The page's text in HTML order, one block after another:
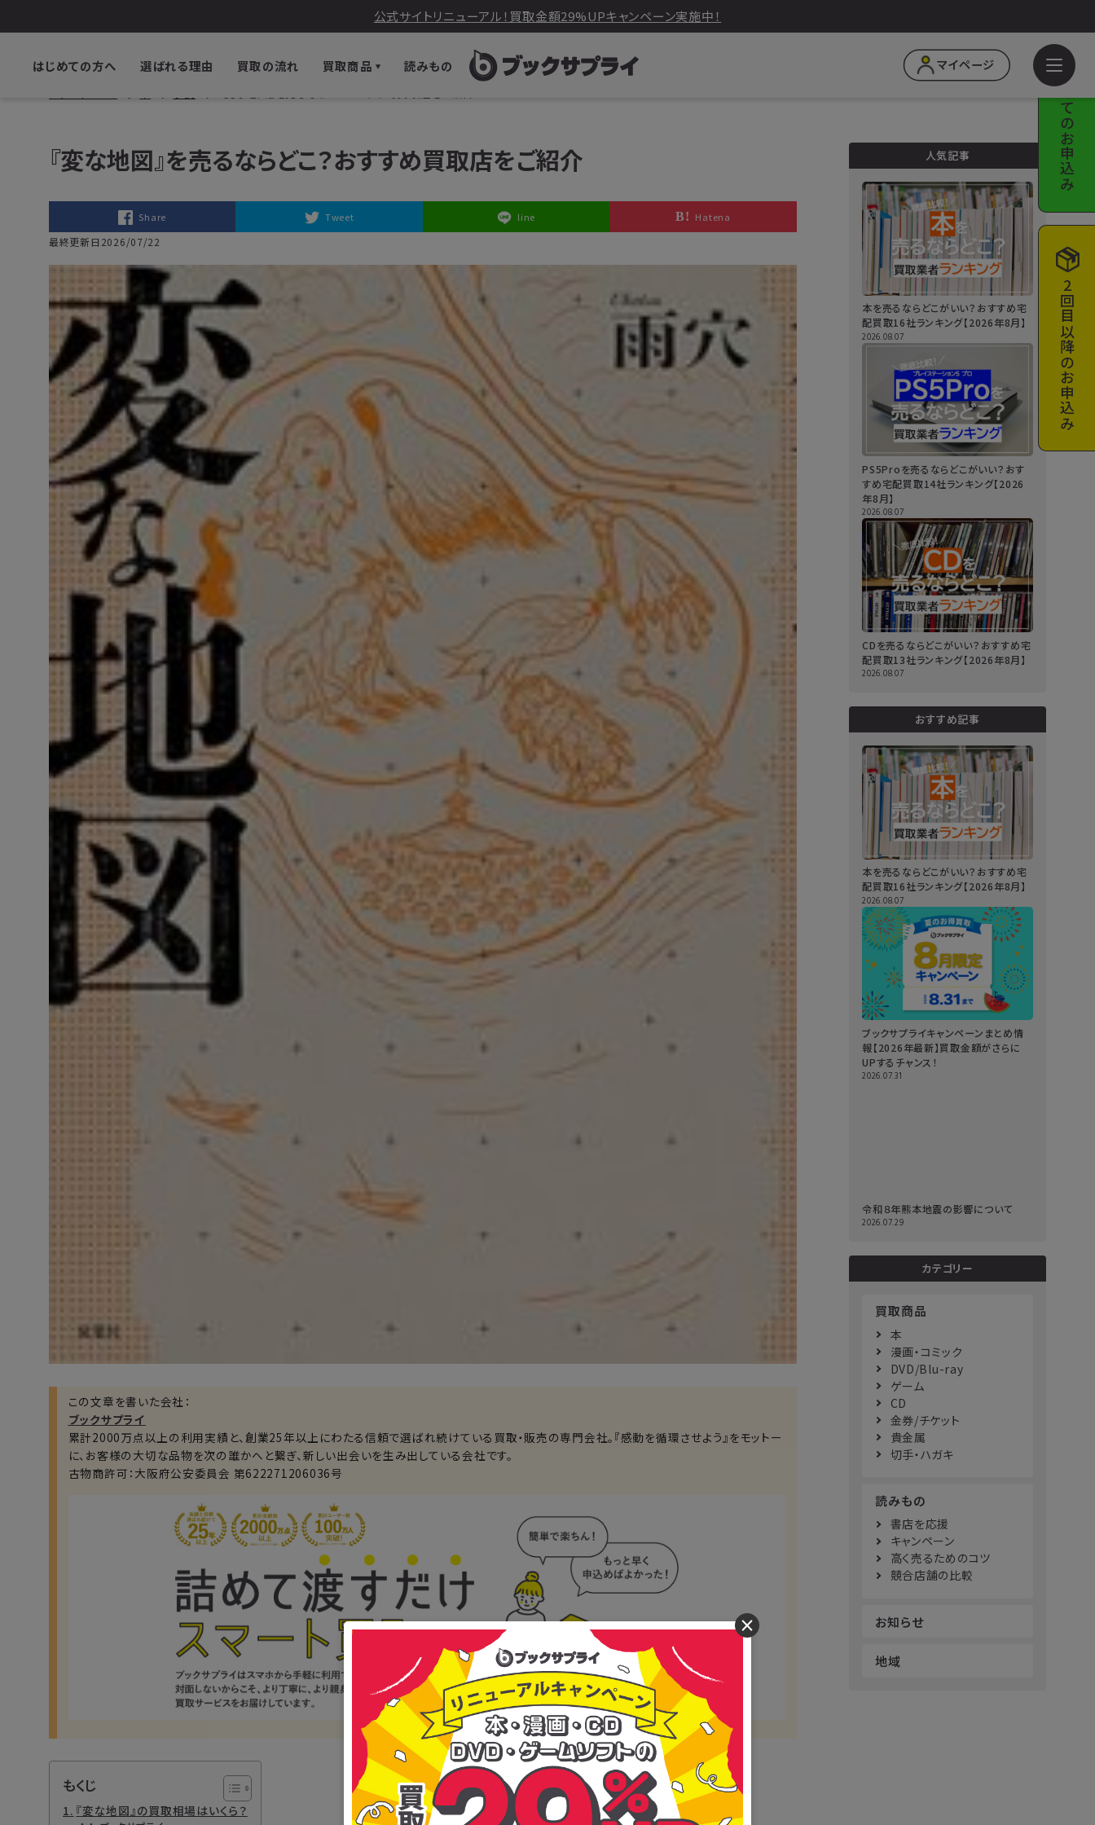
公式サイトリニューアル！買取金額29%UPキャンペーン実施中！
はじめての方へ 選ばれる理由 買取の流れ 買取商品 読みもの マイページ はじめての
お申込み
2回目以降の
お申込み
『変な地図』を売るならどこ？おすすめ買取店をご紹介
Share Tweet line Hatena
最終更新日2026/07/22
この文章を書いた会社：
ブックサプライ
累計2000万点以上の利用実績と、創業25年以上にわたる信頼で選ばれ続けている買取・販売の専門会社。『感動を循環させよう』をモットー
に、お客様の大切な品物を次の誰かへと繋ぎ、新しい出会いを生み出している会社です。
古物商許可：大阪府公安委員会 第622271206036号
もくじ
『変な地図』の買取相場はいくら？
人気記事
本を売るならどこがいい？おすすめ宅
配買取16社ランキング【2026年8月】
2026.08.07
PS5Proを売るならどこがいい？おす
すめ宅配買取14社ランキング【2026
年8月】
2026.08.07
CDを売るならどこがいい？おすすめ宅
配買取13社ランキング【2026年8月】
2026.08.07
おすすめ記事
本を売るならどこがいい？おすすめ宅
配買取16社ランキング【2026年8月】
2026.08.07
ブックサプライキャンペーンまとめ情
報【2026年最新】買取金額がさらに
UPするチャンス！
2026.07.31
令和８年熊本地震の影響について
2026.07.29
カテゴリー
買取商品
本
漫画・コミック
DVD/Blu-ray
ゲーム
CD
金券/チケット
貴金属
切手・ハガキ
読みもの
書店を応援
キャンペーン
高く売るためのコツ
競合店舗の比較
お知らせ
地域
×